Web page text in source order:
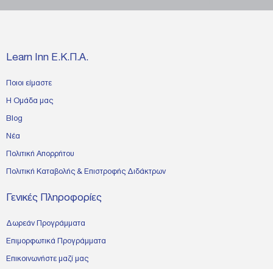
Learn Inn Ε.Κ.Π.Α.
Ποιοι είμαστε
Η Ομάδα μας
Blog
Νέα
Πολιτική Απορρήτου
Πολιτική Καταβολής & Επιστροφής Διδάκτρων
Γενικές Πληροφορίες
Δωρεάν Προγράμματα
Επιμορφωτικά Προγράμματα
Επικοινωνήστε μαζί μας